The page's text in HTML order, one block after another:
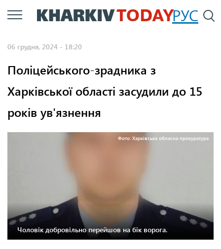
Перейти
до
РУС
06 грудня, 2024 - 18:20
Поліцейського-зрадника з
Харківської області засудили до 15
років ув'язнення
Фото: Харківська обласна прокуратура
Чоловік добровільно перейшов на бік ворога.